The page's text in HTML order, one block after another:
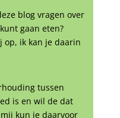
blog vragen over
gaan eten?
op, ik kan je daarin
tussen
is en wil de dat
kun je daarvoor